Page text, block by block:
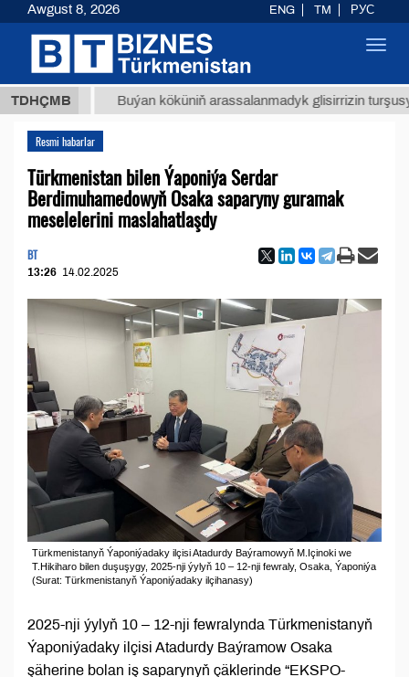
TDHÇMB Buýan köküniň arassalanmadyk glisirrizin turşusy (t.)
Resmi habarlar
Türkmenistan bilen Ýaponiýa Serdar
Berdimuhamedowyň Osaka saparyny guramak
meselelerini maslahatlaşdy
BT
13:26 14.02.2025
Türkmenistanyň Ýaponiýadaky ilçisi Atadurdy Baýramowyň M.Içinoki we
T.Hikiharo bilen duşuşygy, 2025-nji ýylyň 10 – 12-nji fewraly, Osaka, Ýaponiýa
(Surat: Türkmenistanyň Ýaponiýadaky ilçihanasy)
2025-nji ýylyň 10 – 12-nji fewralynda Türkmenistanyň
Ýaponiýadaky ilçisi Atadurdy Baýramow Osaka
şäherine bolan iş saparynyň çäklerinde “EKSPO-
Awgust 8, 2026 ENG TM РУС